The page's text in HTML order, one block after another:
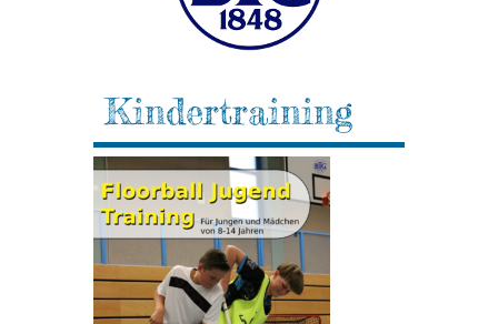
Kindertraining